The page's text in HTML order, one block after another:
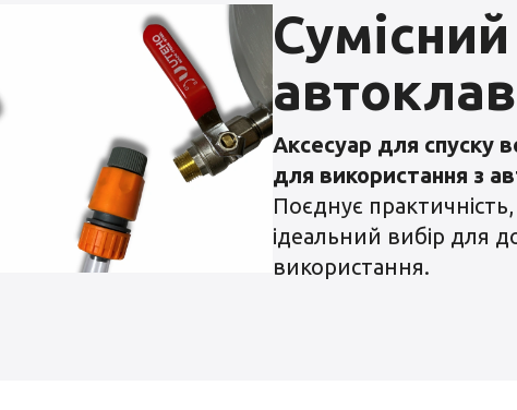
Аксесуар для спуску
для використання з
Поєднує практичність,
ідеальний вибір для
використання.